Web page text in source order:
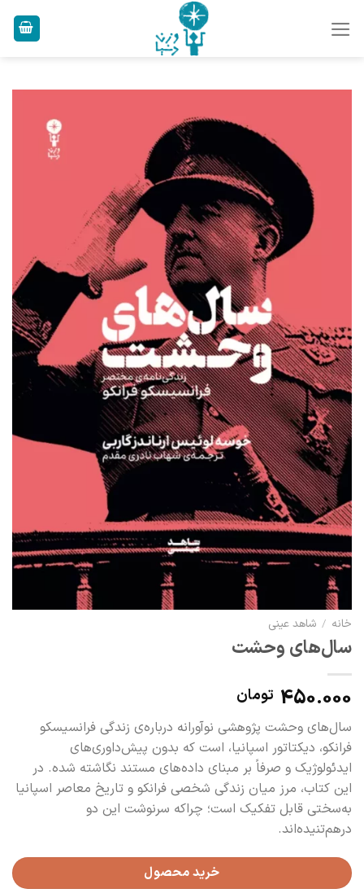
خانه / شاهد عینی
سال‌های وحشت
450.000 تومان
سال‌های وحشت پژوهشی نوآورانه درباره‌ی زندگی فرانسیسکو
فرانکو، دیکتاتور اسپانیا، است که بدون پیش‌داوری‌های
ایدئولوژیک و صرفاً بر مبنای داده‌های مستند نگاشته شده. در
این کتاب، مرز میان زندگی شخصی فرانکو و تاریخ معاصر اسپانیا
به‌سختی قابل تفکیک است؛ چراکه سرنوشت این دو
درهم‌تنیده‌اند.
خرید محصول